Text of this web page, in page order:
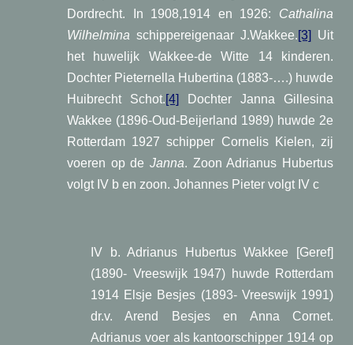
Dordrecht. In 1908,1914 en 1926: Cathalina
Wilhelmina schippereigenaar J.Wakkee.[3]
Uit
het huwelijk Wakkee-de Witte 14 kinderen.
Dochter Pieternella Hubertina (1883-….) huwde
Huibrecht Schot.[4]
Dochter Janna Gillesina
Wakkee (1896-Oud-Beijerland 1989) huwde 2e
Rotterdam 1927 schipper Cornelis Kielen, zij
voeren op de Janna. Zoon Adrianus Hubertus
volgt IV b en zoon. Johannes Pieter volgt IV c
IV b. Adrianus Hubertus Wakkee [Geref]
(1890- Vreeswijk 1947) huwde Rotterdam
1914 Elsje Besjes (1893- Vreeswijk 1991)
dr.v. Arend Besjes en Anna Cornet.
Adrianus voer als kantoorschipper 1914 op